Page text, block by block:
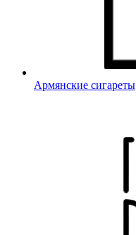
Армянские сигареты